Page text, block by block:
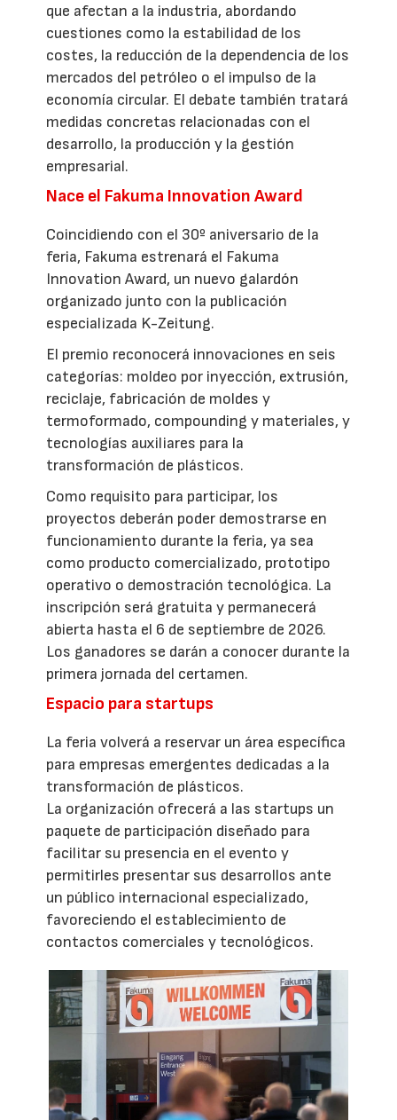
que afectan a la industria, abordando
cuestiones como la estabilidad de los
costes, la reducción de la dependencia de los
mercados del petróleo o el impulso de la
economía circular. El debate también tratará
medidas concretas relacionadas con el
desarrollo, la producción y la gestión
empresarial.
Nace el Fakuma Innovation Award
Coincidiendo con el 30º aniversario de la
feria, Fakuma estrenará el Fakuma
Innovation Award, un nuevo galardón
organizado junto con la publicación
especializada K-Zeitung.
El premio reconocerá innovaciones en seis
categorías: moldeo por inyección, extrusión,
reciclaje, fabricación de moldes y
termoformado, compounding y materiales, y
tecnologías auxiliares para la
transformación de plásticos.
Como requisito para participar, los
proyectos deberán poder demostrarse en
funcionamiento durante la feria, ya sea
como producto comercializado, prototipo
operativo o demostración tecnológica. La
inscripción será gratuita y permanecerá
abierta hasta el 6 de septiembre de 2026.
Los ganadores se darán a conocer durante la
primera jornada del certamen.
Espacio para startups
La feria volverá a reservar un área específica
para empresas emergentes dedicadas a la
transformación de plásticos.
La organización ofrecerá a las startups un
paquete de participación diseñado para
facilitar su presencia en el evento y
permitirles presentar sus desarrollos ante
un público internacional especializado,
favoreciendo el establecimiento de
contactos comerciales y tecnológicos.